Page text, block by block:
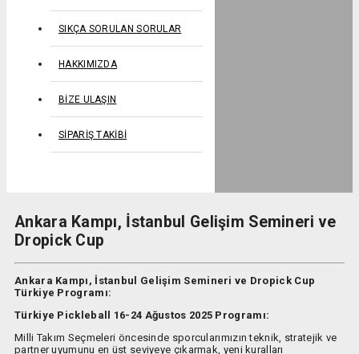
SIKÇA SORULAN SORULAR
HAKKIMIZDA
BIZE ULAŞIN
SIPARIŞ TAKIBI
Ankara Kampı, İstanbul Gelişim Semineri ve
Dropick Cup
Ankara Kampı, İstanbul Gelişim Semineri ve Dropick Cup
Türkiye Programı:
Türkiye Pickleball 16-24 Ağustos 2025 Programı:
Milli Takım Seçmeleri öncesinde sporcularımızın teknik, stratejik ve
partner uyumunu en üst seviyeye çıkarmak, yeni kuralları